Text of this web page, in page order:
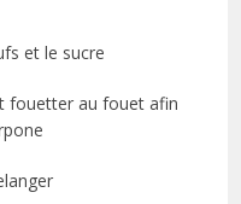
et le sucre
fouetter au fouet afin